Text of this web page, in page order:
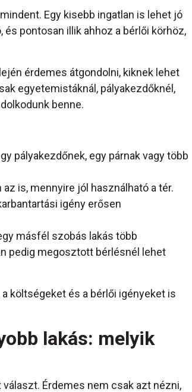
Egy kisebb ingatlan is lehet jó
pontosan illik ahhoz a bérlői körhöz,
érdemes átgondolni, kiknek lehet
egyetemistáknál, pályakezdőknél,
benne.
pályakezdőnek, egy párnak vagy több
is, mennyire jól használható a tér.
igény erősen
másfél szobás lakás több
pedig megosztott bérlésnél lehet
költségeket és a bérlői igényeket is
lakás: melyik
Érdemes nem csak azt nézni,